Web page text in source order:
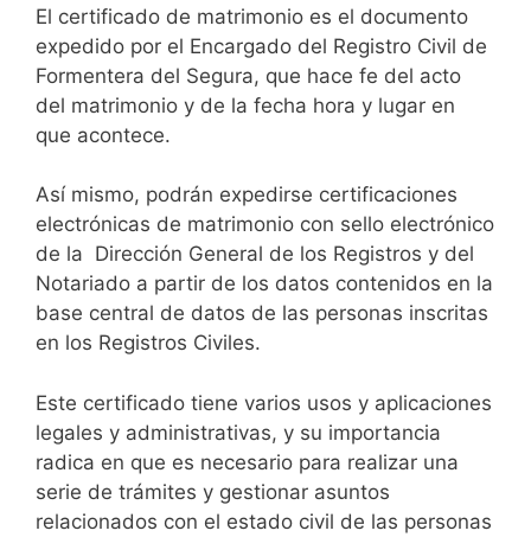
El certificado de matrimonio es el documento
expedido por el Encargado del Registro Civil de
Formentera del Segura, que hace fe del acto
del matrimonio y de la fecha hora y lugar en
que acontece.
Así mismo, podrán expedirse certificaciones
electrónicas de matrimonio con sello electrónico
de la Dirección General de los Registros y del
Notariado a partir de los datos contenidos en la
base central de datos de las personas inscritas
en los Registros Civiles.
Este certificado tiene varios usos y aplicaciones
legales y administrativas, y su importancia
radica en que es necesario para realizar una
serie de trámites y gestionar asuntos
relacionados con el estado civil de las personas